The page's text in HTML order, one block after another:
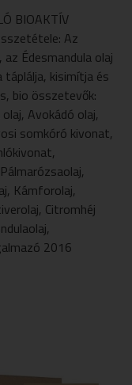
BIOAKTÍV
Az
Édesmandula olaj
táplálja, kisimítja és
bio összetevők:
Avokádó olaj,
somkóró kivonat,
Kámforolaj,
Citromhéj
2016